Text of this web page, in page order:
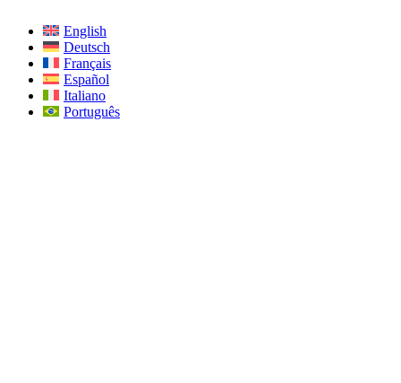
English
Deutsch
Français
Español
Italiano
Português